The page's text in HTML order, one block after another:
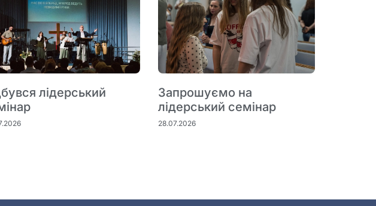
лідерський
Запрошуємо на
лідерський семінар
28.07.2026